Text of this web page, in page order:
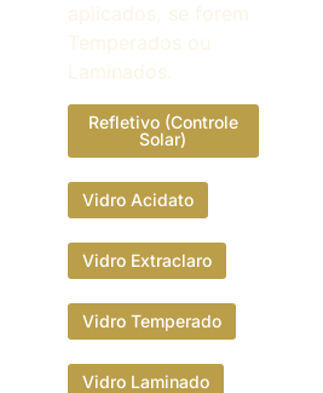
aplicados, se forem
Temperados ou
Laminados.
Refletivo (Controle
Solar)
Vidro Acidato
Vidro Extraclaro
Vidro Temperado
Vidro Laminado